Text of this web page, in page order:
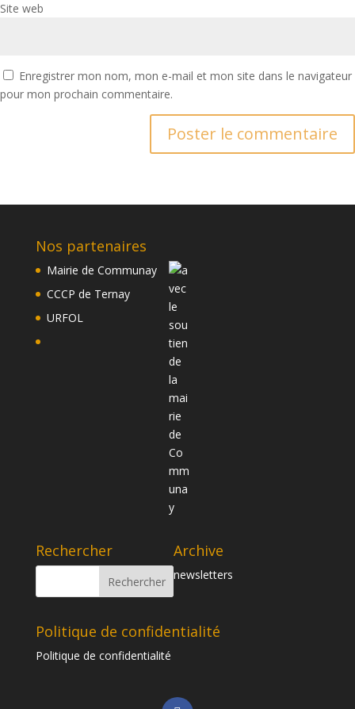
Site web
Enregistrer mon nom, mon e-mail et mon site dans le navigateur
pour mon prochain commentaire.
Nos partenaires
Mairie de Communay
CCCP de Ternay
URFOL
Rechercher Archive
newsletters
Politique de confidentialité
Politique de confidentialité